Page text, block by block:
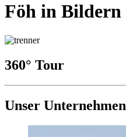
Föh in Bildern
360° Tour
Unser Unternehmen